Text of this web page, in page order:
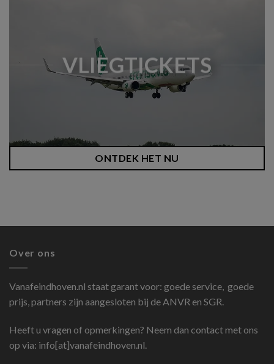
VLIEGTICKETS
ONTDEK HET NU
Over ons
Vanafeindhoven.nl staat garant voor: goede service, goede
prijs, partners zijn aangesloten bij de ANVR en SGR.
Heeft u vragen of opmerkingen? Neem dan contact met ons
op via: info[at]vanafeindhoven.nl.